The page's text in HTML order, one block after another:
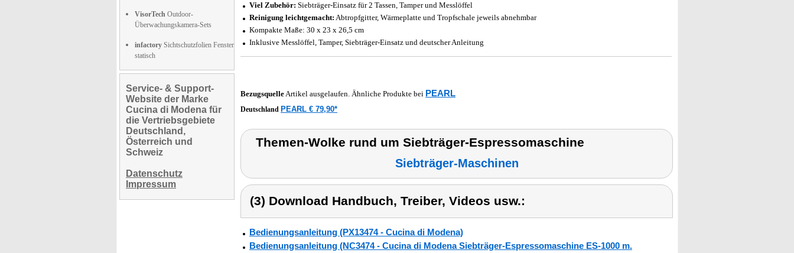
VisorTech Outdoor-
Überwachungskamera-Sets
infactory Sichtschutzfolien Fenster
statisch
Service- & Support-
Website der Marke
Cucina di Modena für
die Vertriebsgebiete
Deutschland,
Österreich und
Schweiz
Datenschutz
Impressum
Viel Zubehör: Siebträger-Einsatz für 2 Tassen, Tamper und Messlöffel
Reinigung leichtgemacht: Abtropfgitter, Wärmeplatte und Tropfschale jeweils abnehmbar
Kompakte Maße: 30 x 23 x 26,5 cm
Inklusive Messlöffel, Tamper, Siebträger-Einsatz und deutscher Anleitung
BezugsquelleArtikel ausgelaufen. Ähnliche Produkte bei PEARL
Deutschland PEARL € 79,90*
Themen-Wolke rund um Siebträger-Espressomaschine
Siebträger-Maschinen
(3) Download Handbuch, Treiber, Videos usw.:
Bedienungsanleitung (PX13474 - Cucina di Modena)
Bedienungsanleitung (NC3474 - Cucina di Modena Siebträger-Espressomaschine ES-1000 m.